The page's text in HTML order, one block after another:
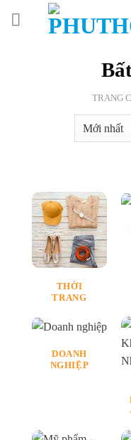
TRANG
THỜI
TRANG
DOANH
NGHIỆP